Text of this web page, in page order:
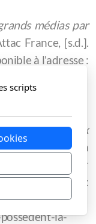
médias par
France, [s.d.].
à l'adresse :
lignes-d-
par-les-
délirant des dix
française[en
le 23 janvier
:
d-influence-
la-
scripts